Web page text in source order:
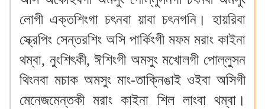
লোগী এক্তশিংগা চৎনবা য়াবা চৎনগনি। হায়রিবা
স্ক্রেপিং সেন্তরশিং অসি পার্কিংগী মফম মরাং কাইনা
থম্বা, নুংশিৎকী, ঈশিংগী অমসুং মখোলগী পোল্লুসন
থিংনবা মচাক অমসুং মাং-তাক্নিঙাই ওইবা অসিগী
মেনেজমেন্তকী মরাং কাইনা শিল লাংবা থম্বা।